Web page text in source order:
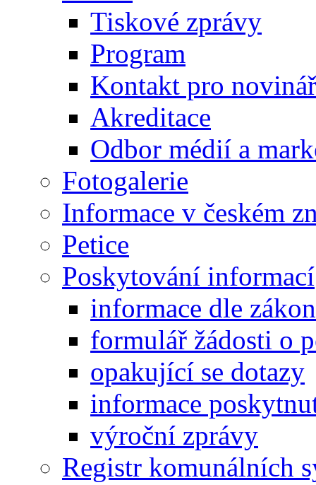
Tiskové zprávy
Program
Kontakt pro
Akreditace
Odbor médií a
Fotogalerie
Informace v českém
Petice
Poskytování informací
informace dle
formulář žádosti o
opakující se dotazy
informace
výroční zprávy
Registr komunálních